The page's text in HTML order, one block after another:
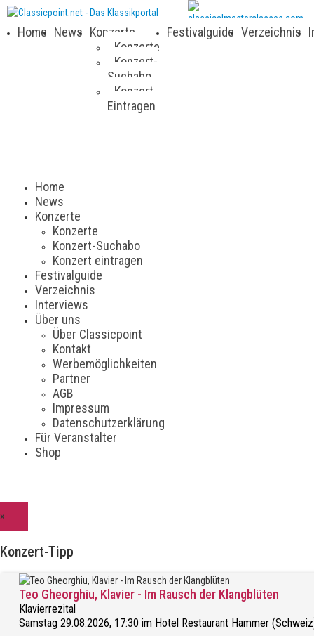
Home News Konzerte
Konzerte
Konzert-
Suchabo
Konzert
Eintragen
Festivalguide Verzeichnis
Home
News
Konzerte
Konzerte
Konzert-Suchabo
Konzert eintragen
Festivalguide
Verzeichnis
Interviews
Über uns
Über Classicpoint
Kontakt
Werbemöglichkeiten
Partner
AGB
Impressum
Datenschutzerklärung
Für Veranstalter
Shop
×
Konzert-Tipp
Teo Gheorghiu, Klavier - Im Rausch der Klangblüten
Klavierrezital
Samstag 29.08.2026, 17:30 im Hotel Restaurant Hammer